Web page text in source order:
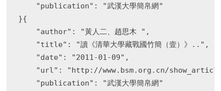
    "publication": "武漢大學簡帛網"
}{
    "author": "黃人二、趙思木 ",
    "title": "讀《清華大學藏戰國竹簡（壹）》..",
    "date": "2011-01-09",
"url": "http://www.bsm.org.cn/
    "publication": "武漢大學簡帛網"